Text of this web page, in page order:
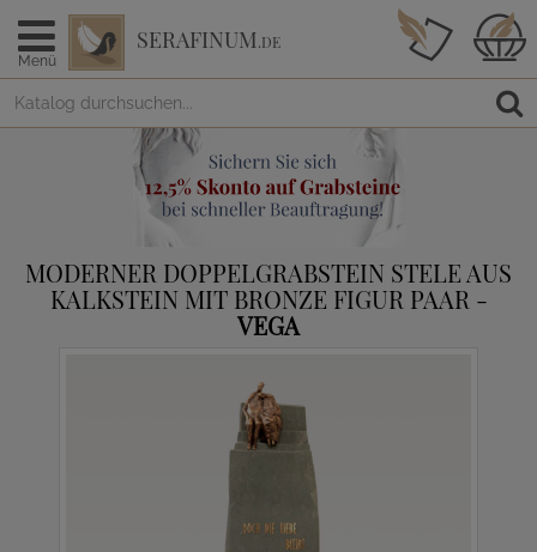
Menü
SERAFINUM.DE
MODERNER DOPPELGRABSTEIN STELE AUS
KALKSTEIN MIT BRONZE FIGUR PAAR -
VEGA